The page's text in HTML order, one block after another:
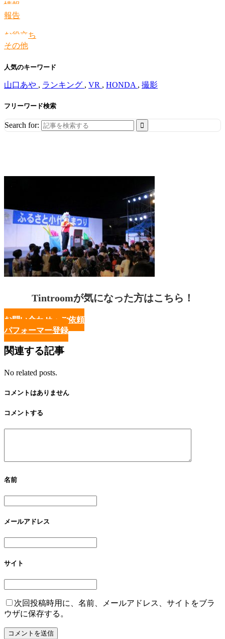
情報
報告
お役立ち
その他
人気のキーワード
山口あや , ランキング , VR , HONDA , 撮影
フリーワード検索
Search for:
Tintroomが気になった方はこちら！
お問い合わせ・ご依頼
パフォーマー登録
関連する記事
No related posts.
コメントはありません
コメントする
名前
メールアドレス
サイト
次回投稿時用に、名前、メールアドレス、サイトをブラ
ウザに保存する。